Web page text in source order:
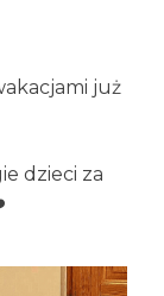
już
dzieci za